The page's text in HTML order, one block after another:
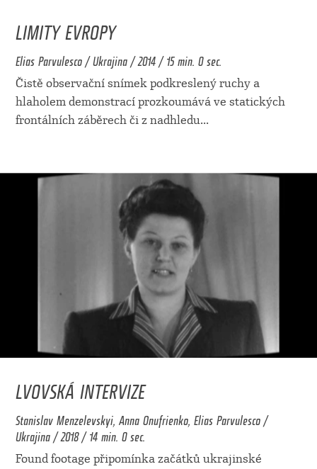
LIMITY EVROPY
Elias Parvulesco / Ukrajina / 2014 / 15 min. 0 sec.
Čistě observační snímek podkreslený ruchy a
hlaholem demonstrací prozkoumává ve statických
frontálních záběrech či z nadhledu...
LVOVSKÁ INTERVIZE
Stanislav Menzelevskyi, Anna Onufrienko, Elias Parvulesco /
Ukrajina / 2018 / 14 min. 0 sec.
Found footage připomínka začátků ukrajinské